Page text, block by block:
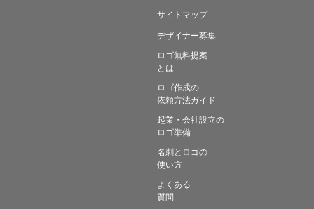
サイトマップ
デザイナー募集
ロゴ無料提案
とは
ロゴ作成の
依頼方法ガイド
起業・会社設立の
ロゴ準備
名刺とロゴの
使い方
よくある
質問